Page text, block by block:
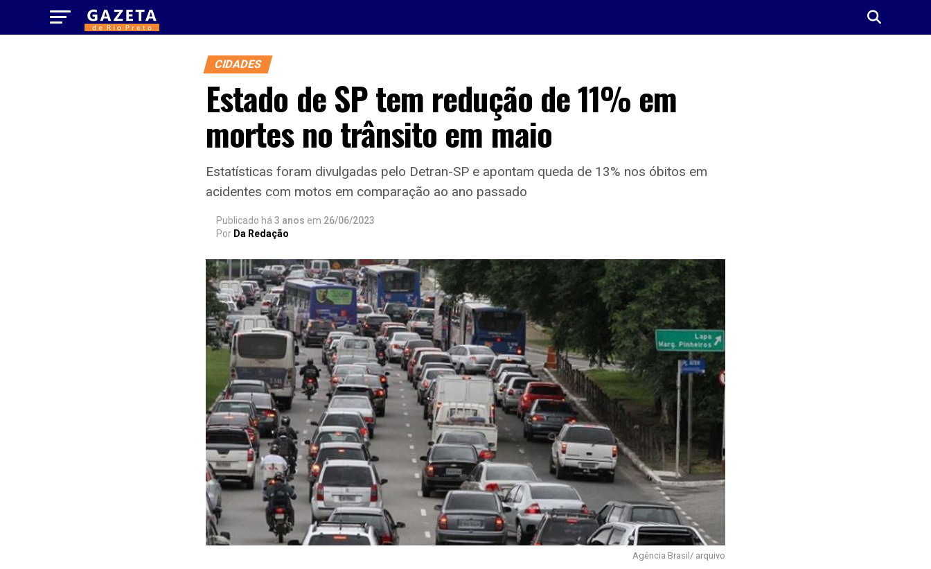
CIDADES
Estado de SP tem redução de 11% em
mortes no trânsito em maio
Estatísticas foram divulgadas pelo Detran-SP e apontam queda de 13% nos óbitos em
acidentes com motos em comparação ao ano passado
Publicado há 3 anos em 26/06/2023
Por Da Redação
Agência Brasil/ arquivo